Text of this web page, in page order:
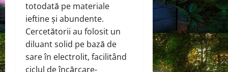
totodată pe materiale
ieftine și abundente.
Cercetătorii au folosit un
diluant solid pe bază de
sare în electrolit, facilitând
ciclul de încărcare-